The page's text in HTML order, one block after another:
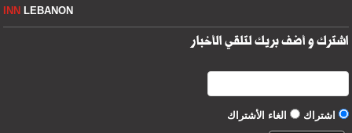
INNLEBANON
اشترك و أضف بريك لتلقي الأخبار
اشتراك الغاء الأشتراك